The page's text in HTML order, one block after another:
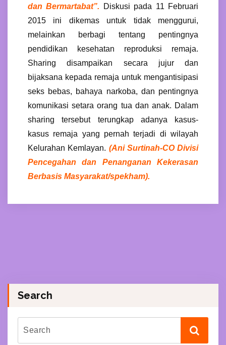
dan Bermartabat”. Diskusi pada 11 Februari
2015 ini dikemas untuk tidak menggurui,
melainkan berbagi tentang pentingnya
pendidikan kesehatan reproduksi remaja.
Sharing disampaikan secara jujur dan
bijaksana kepada remaja untuk mengantisipasi
seks bebas, bahaya narkoba, dan pentingnya
komunikasi setara orang tua dan anak. Dalam
sharing tersebut terungkap adanya kasus-
kasus remaja yang pernah terjadi di wilayah
Kelurahan Kemlayan. (AniSurtinah-CO Divisi
Pencegahan dan Penanganan Kekerasan
Berbasis Masyarakat/spekham).
Search